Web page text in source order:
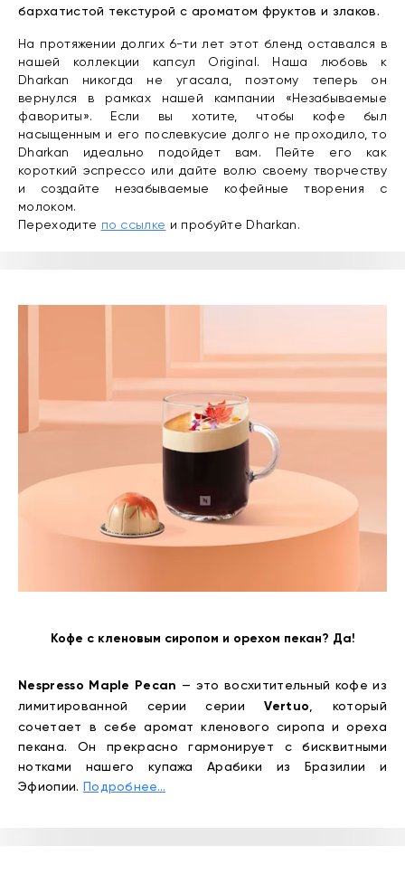
бархатистой текстурой с ароматом фруктов и злаков.
На протяжении долгих 6-ти лет этот бленд оставался в
нашей коллекции капсул Original. Наша любовь к
Dharkan никогда не угасала, поэтому теперь он
вернулся в рамках нашей кампании «Незабываемые
фавориты». Если вы хотите, чтобы кофе был
насыщенным и его послевкусие долго не проходило, то
Dharkan идеально подойдет вам. Пейте его как
короткий эспрессо или дайте волю своему творчеству
и создайте незабываемые кофейные творения с
молоком.
Переходите по ссылке и пробуйте Dharkan.
Кофе с кленовым сиропом и орехом пекан? Да!
Nespresso Maple Pecan — это восхитительный кофе из
лимитированной серии серииVertuo, который
сочетает в себе аромат кленового сиропа и ореха
пекана. Он прекрасно гармонирует с бисквитными
нотками нашего купажа Арабики из Бразилии и
Эфиопии. Подробнее…